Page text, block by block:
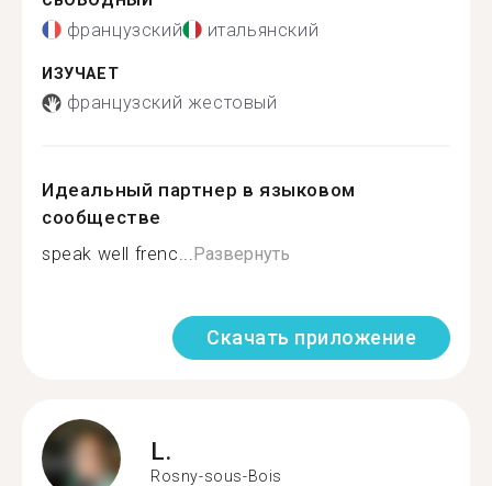
французский итальянский
ИЗУЧАЕТ
французский жестовый
Идеальный партнер в языковом
сообществе
speak well frenc...Развернуть
Скачать приложение
L.
Rosny-sous-Bois